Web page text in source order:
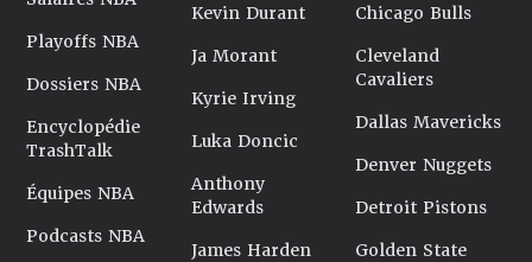
Playoffs NBA
Dossiers NBA
Encyclopédie
TrashTalk
Équipes NBA
Podcasts NBA
Kevin Durant
Ja Morant
Kyrie Irving
Luka Doncic
Anthony
Edwards
James Harden
Chicago Bulls
Cleveland
Cavaliers
Dallas Mavericks
Denver Nuggets
Detroit Pistons
Golden State